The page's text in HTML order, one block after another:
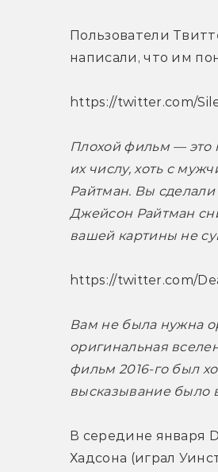
Пользователи
написали, что им
https://twitter.com/
Плохой фильм — это
их числу, хоть с
Райтман. Вы
Джейсон Райтман
вашей картины не
https://twitter.com/
Вам не была нужна
оригинальная
фильм 2016-го был
высказывание было
В середине января
Хадсона (играл